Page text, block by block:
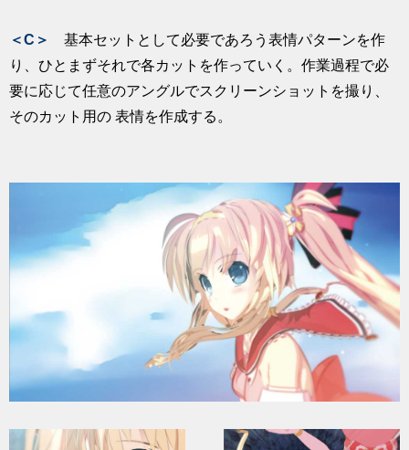
＜C＞
基本セットとして必要であろう表情パターンを作
り、ひとまずそれで各カットを作っていく。作業過程で必
要に応じて任意のアングルでスクリーンショットを撮り、
そのカット用の 表情を作成する。